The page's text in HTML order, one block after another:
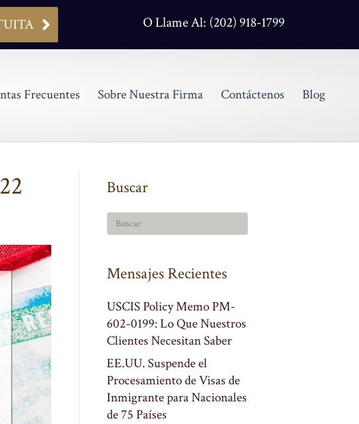
O Llame Al: (202) 918-1799
Frecuentes Sobre Nuestra Firma Contáctenos Blog
Buscar
Mensajes Recientes
USCIS Policy Memo PM-
602-0199: Lo Que Nuestros
Clientes Necesitan Saber
EE.UU. Suspende el
Procesamiento de Visas de
Inmigrante para Nacionales
de 75 Países